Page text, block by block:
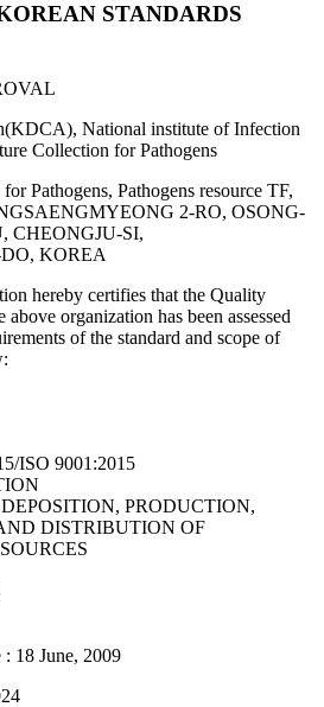
STANDARDS
National institute of Infection
Collection for Pathogens
Pathogens, Pathogens resource TF,
2-RO, OSONG-
CHEONGJU-SI,
KOREA
hereby certifies that the Quality
organization has been assessed
of the standard and scope of
ISO 9001:2015
PRODUCTION,
DISTRIBUTION OF
18 June, 2009